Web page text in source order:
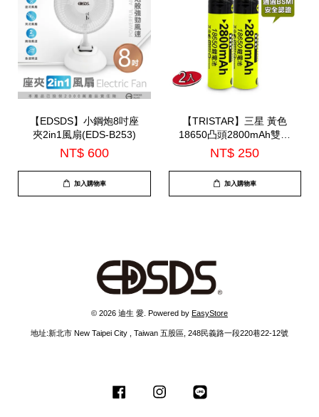
【EDSDS】小鋼炮8吋座
夾2in1風扇(EDS-B253)
NT$ 600
加入購物車
【TRISTAR】三星 黃色
18650凸頭2800mAh雙入
(WD-8124)
NT$ 250
加入購物車
© 2026 迪生 愛. Powered by EasyStore
地址:新北市 New Taipei City , Taiwan 五股區, 248民義路一段220巷22-12號
Facebook Instagram